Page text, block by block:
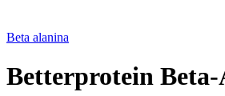
Beta alanina
Betterprotein